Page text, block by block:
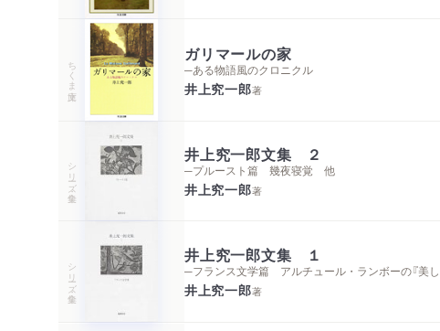
ちくま文庫
ガリマールの家
─ある物語風のクロニクル
井上究一郎著
シリーズ・全集
井上究一郎文集 ２
─プルースト篇 幾夜寝覚 他
井上究一郎著
シリーズ・全集
井上究一郎文集 １
─フランス文学篇 アルチュール・ランボーの『美
井上究一郎著